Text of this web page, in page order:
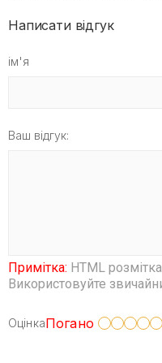
Написати відгук
ім'я
Ваш відгук:
Примітка: HTML
Використовуйте
ОцінкаПогано